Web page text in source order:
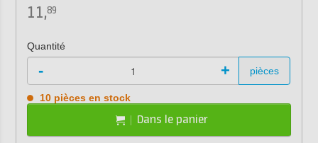
11,89
Quantité
- + pièces
10 pièces en stock
Dans le panier